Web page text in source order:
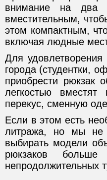
внимание на два
вместительным,
этом компактным,
включая людные
Для удовлетворения
города (студентки,
приобрести рюкзак
легкостью
перекус, сменную
Если в этом есть
литража, но мы не
выбирать модели
рюкзаков
непродолжительных